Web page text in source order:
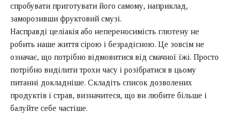
спробувати приготувати його самому, наприклад,
заморозивши фруктовий смузі.
Насправді целіакія або непереносимість глютену не
робить наше життя сірою і безрадісною. Це зовсім не
означає, що потрібно відмовитися від смачної їжі. Просто
потрібно виділити трохи часу і розібратися в цьому
питанні докладніше. Складіть список дозволених
продуктів і страв, визначитеся, що ви любите більше і
балуйте себе частіше.